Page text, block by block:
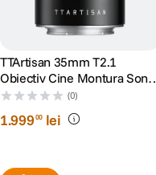
TTArtisan 35mm T2.1
Obiectiv Cine Montura Sony
E
(0)
1.99900 lei